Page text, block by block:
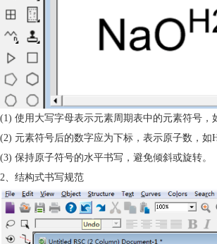
(1) 使用大写字母表示元素周期表中的元素符号，
(2) 元素符号后的数字应为下标，表示原子数，如
(3) 保持原子符号的水平书写，避免倾斜或旋转。
2、结构式书写规范